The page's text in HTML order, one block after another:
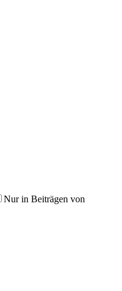
Nur in Beiträgen von